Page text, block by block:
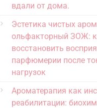
вдали от дома.
Эстетика чистых
ольфакторный ЗОЖ:
восстановить
парфюмерии после
нагрузок
Ароматерапия как
реабилитации: